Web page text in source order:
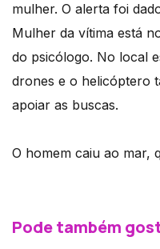
mulher. O alerta foi
Mulher da vítima está
do psicólogo. No local
drones e o helicóptero
apoiar as buscas.
O homem caiu ao mar,
Pode também